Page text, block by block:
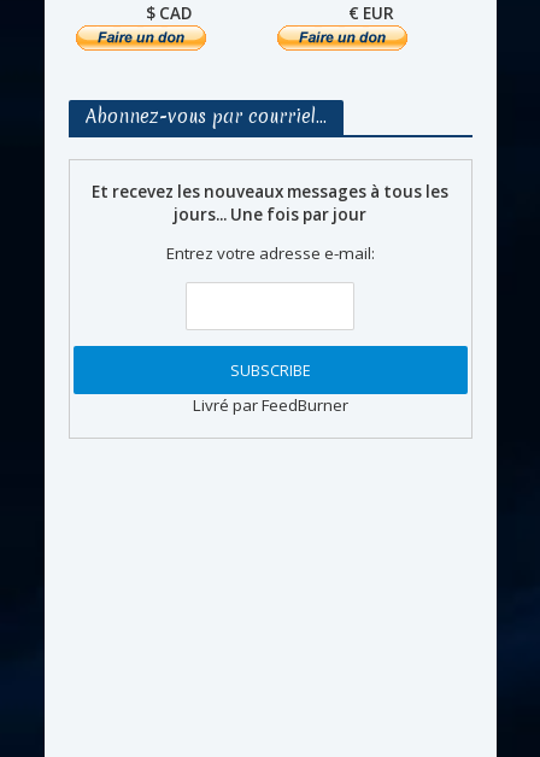
$ CAD € EUR
Abonnez-vous par courriel…
Et recevez les nouveaux messages à tous les
jours... Une fois par jour
Entrez votre adresse e-mail:
Livré par FeedBurner